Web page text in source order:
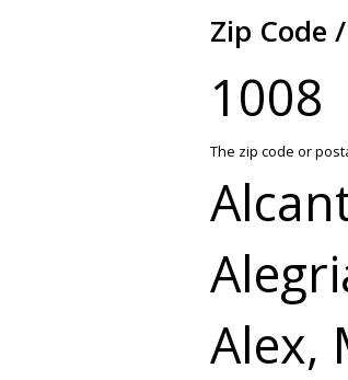
Zip Code
1008
The zip code or
Alex,